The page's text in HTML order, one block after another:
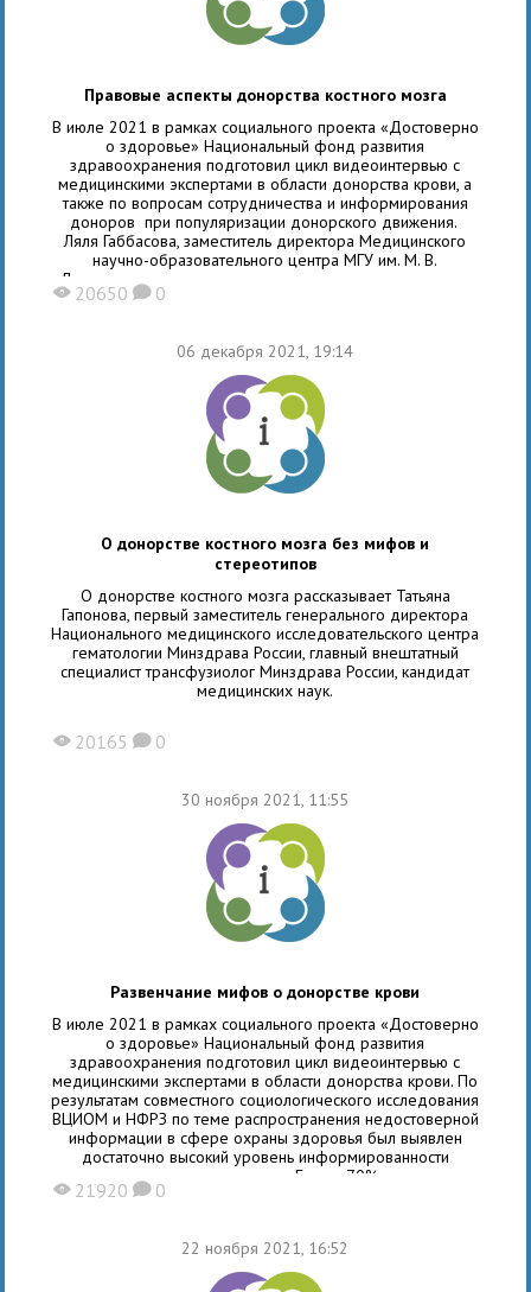
Правовые аспекты донорства костного мозга
В июле 2021 в рамках социального проекта «Достоверно
о здоровье» Национальный фонд развития
здравоохранения подготовил цикл видеоинтервью с
медицинскими экспертами в области донорства крови, а
также по вопросам сотрудничества и информирования
доноров при популяризации донорского движения.
Ляля Габбасова, заместитель директора Медицинского
научно-образовательного центра МГУ им. М. В.
Ломоносова, представила основные этапы становления
донорства и трансплантации костного мозга в России,
X 20650 K 0
06 декабря 2021, 19:14
О донорстве костного мозга без мифов и
стереотипов
О донорстве костного мозга рассказывает Татьяна
Гапонова, первый заместитель генерального директора
Национального медицинского исследовательского центра
гематологии Минздрава России, главный внештатный
специалист трансфузиолог Минздрава России, кандидат
медицинских наук.
X 20165 K 0
30 ноября 2021, 11:55
Развенчание мифов о донорстве крови
В июле 2021 в рамках социального проекта «Достоверно
о здоровье» Национальный фонд развития
здравоохранения подготовил цикл видеоинтервью с
медицинскими экспертами в области донорства крови. По
результатам совместного социологического исследования
ВЦИОМ и НФРЗ по теме распространения недостоверной
информации в сфере охраны здоровья был выявлен
достаточно высокий уровень информированности
населения о донорстве крови. Более 70% разделяют
мнение, что во время донации донор полностью
X 21920 K 0
22 ноября 2021, 16:52